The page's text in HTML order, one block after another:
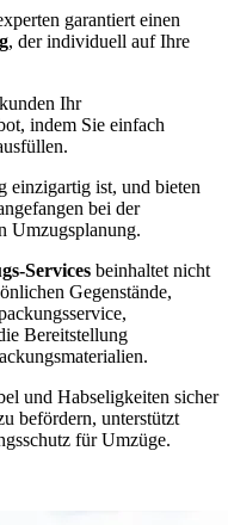
garantiert einen
, der individuell auf Ihre
Ihr
indem Sie einfach
einzigartig ist, und bieten
bei der
Umzugsplanung.
Services beinhaltet nicht
Gegenstände,
Bereitstellung
und Habseligkeiten sicher
befördern, unterstützt
für Umzüge.